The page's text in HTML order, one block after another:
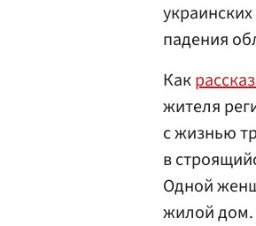
падения
Как
жителя
с жизнью
в
Одной
жилой дом.